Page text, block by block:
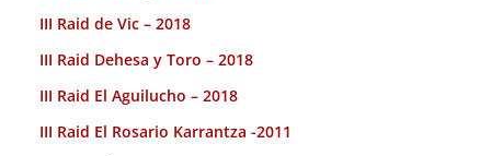
III Raid de Vic – 2018
III Raid Dehesa y Toro – 2018
III Raid El Aguilucho – 2018
III Raid El Rosario Karrantza -2011